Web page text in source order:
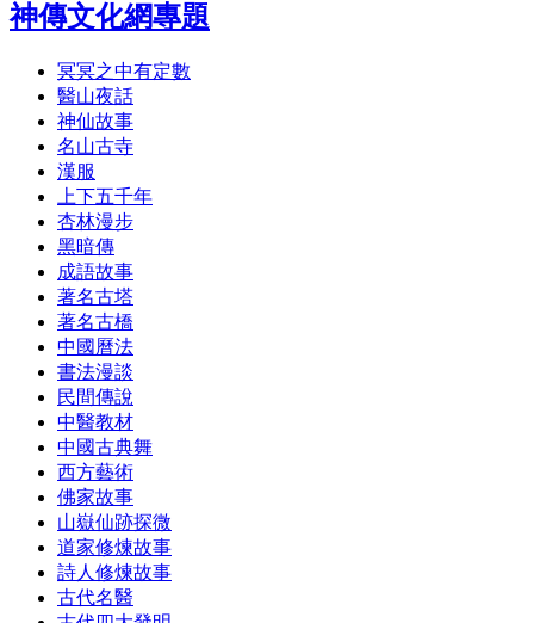
神傳文化網專題
冥冥之中有定數
醫山夜話
神仙故事
名山古寺
漢服
上下五千年
杏林漫步
黑暗傳
成語故事
著名古塔
著名古橋
中國曆法
書法漫談
民間傳說
中醫教材
中國古典舞
西方藝術
佛家故事
山嶽仙跡探微
道家修煉故事
詩人修煉故事
古代名醫